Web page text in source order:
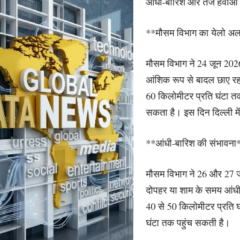
**मौसम विभाग का येलो
मौसम विभाग ने 24 जून
आंशिक रूप से बादल छाए
60 किलोमीटर प्रति
सकता है। इस दिन दिल्ली
**आंधी-बारिश की
मौसम विभाग ने 26 और 27
दोपहर या शाम के समय
40 से 50 किलोमीटर
घंटा तक पहुंच सकती है।